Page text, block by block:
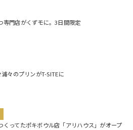
専門店がくずモに。3日間限定
々のプリンがT-SITEに
くってたポキボウル店「アリハウス」がオープ